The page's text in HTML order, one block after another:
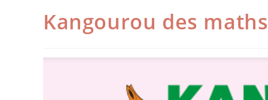
Kangourou des maths